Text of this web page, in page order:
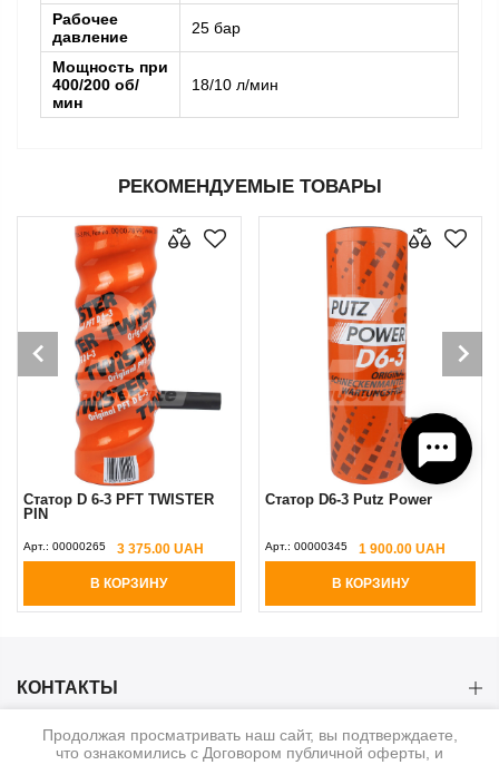
Рабочее
давление
25 бар
Мощность при
400/200 об/
мин
18/10 л/мин
РЕКОМЕНДУЕМЫЕ ТОВАРЫ
Статор D 6-3 PFT TWISTER
PIN
Арт.: 00000265 3 375.00 UAH
В КОРЗИНУ
Статор D6-3 Putz Power
Арт.: 00000345 1 900.00 UAH
В КОРЗИНУ
КОНТАКТЫ
КАТЕГОРИИ
Продолжая просматривать наш сайт, вы подтверждаете,
что ознакомились с Договором публичной оферты, и